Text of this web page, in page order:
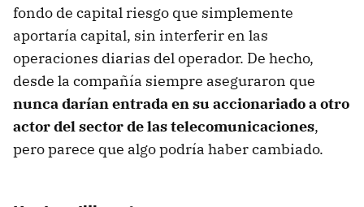
fondo de capital riesgo que simplemente
aportaría capital, sin interferir en las
operaciones diarias del operador. De hecho,
desde la compañía siempre aseguraron que
nunca darían entrada en su accionariado a otro
actor del sector de las telecomunicaciones,
pero parece que algo podría haber cambiado.